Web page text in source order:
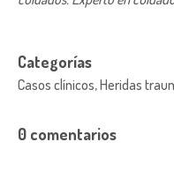
Categorías
Casos clínicos, Heridas
0 comentarios